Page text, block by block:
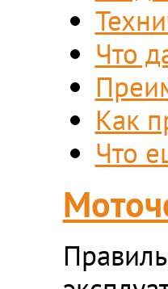
Что
Как
Что